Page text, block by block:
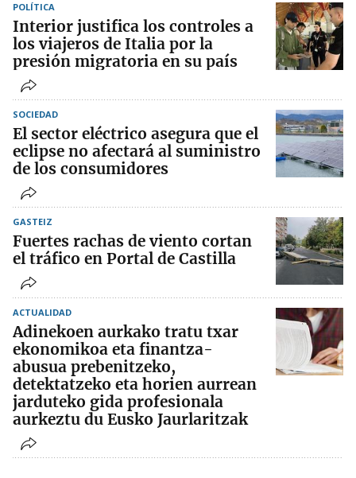
POLÍTICA
Interior justifica los controles a
los viajeros de Italia por la
presión migratoria en su país
SOCIEDAD
El sector eléctrico asegura que el
eclipse no afectará al suministro
de los consumidores
GASTEIZ
Fuertes rachas de viento cortan
el tráfico en Portal de Castilla
ACTUALIDAD
Adinekoen aurkako tratu txar
ekonomikoa eta finantza-
abusua prebenitzeko,
detektatzeko eta horien aurrean
jarduteko gida profesionala
aurkeztu du Eusko Jaurlaritzak